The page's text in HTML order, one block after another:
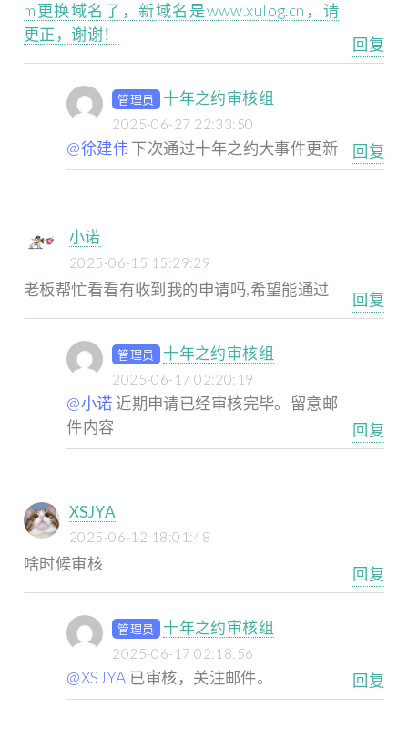
m更换域名了，新域名是www.xulog.cn，请
更正，谢谢！
回复
管理员 十年之约审核组
2025-06-27 22:33:50
@徐建伟下次通过十年之约大事件更新 回复
小诺
2025-06-15 15:29:29
老板帮忙看看有收到我的申请吗,希望能通过
回复
管理员 十年之约审核组
2025-06-17 02:20:19
@小诺 近期申请已经审核完毕。留意邮
件内容
回复
XSJYA
2025-06-12 18:01:48
啥时候审核
回复
管理员 十年之约审核组
2025-06-17 02:18:56
@XSJYA 已审核，关注邮件。 回复